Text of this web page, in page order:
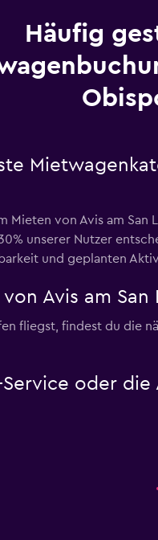
Häufig
Mieten von Avis am
unserer Nutzer
und geplanten
Avis am San
fliegst, findest du die
oder